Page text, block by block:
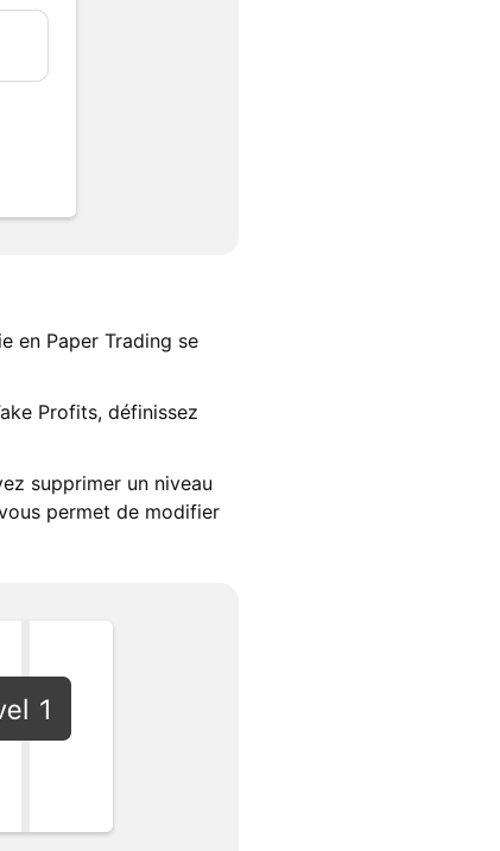
en Paper Trading se
Profits, définissez
supprimer un niveau
permet de modifier